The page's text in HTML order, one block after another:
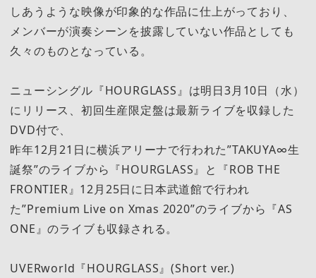
しあうような映像が印象的な作品に仕上がっており、
メンバーが演奏シーンを披露していない作品としても
久々のものとなっている。
ニューシングル『HOURGLASS』は明日3月10日（水）
にリリース、初回生産限定盤は最新ライブを収録した
DVD付で、
昨年12月21日に横浜アリーナで行われた”TAKUYA∞生
誕祭”のライブから『HOURGLASS』と『ROB THE
FRONTIER』12月25日に日本武道館で行われ
た”Premium Live on Xmas 2020”のライブから『AS
ONE』のライブも収録される。
UVERworld『HOURGLASS』(Short ver.)